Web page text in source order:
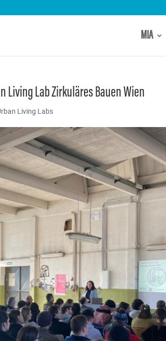
MIA
Living Lab Zirkuläres Bauen Wien
Living Labs